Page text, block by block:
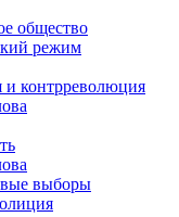
общество
режим
и контрреволюция
выборы